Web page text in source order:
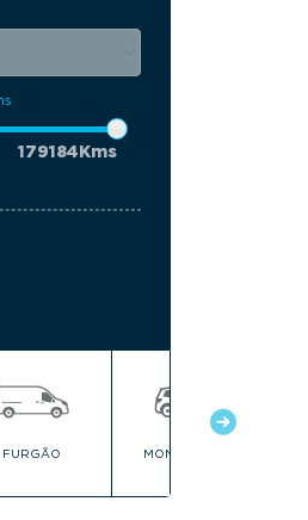
179184Kms
FURGÃO MONOVOLUME